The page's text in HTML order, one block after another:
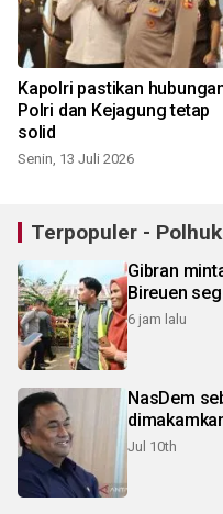
Kapolri pastikan
Polri dan Kejagung tetap
solid
Senin, 13 Juli 2026
Terpopuler -
Gibran
Bireuen
6 jam lalu
NasDem
Jul 10th